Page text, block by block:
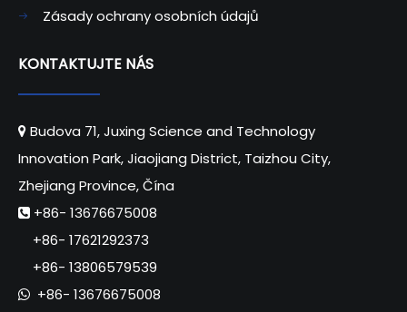
Zásady ochrany osobních údajů
KONTAKTUJTE NÁS
 Budova 71, Juxing Science and Technology
Innovation Park, Jiaojiang District, Taizhou City,
Zhejiang Province, Čína
 +86- 13676675008
+86- 17621292373
+86- 13806579539
 +86- 13676675008